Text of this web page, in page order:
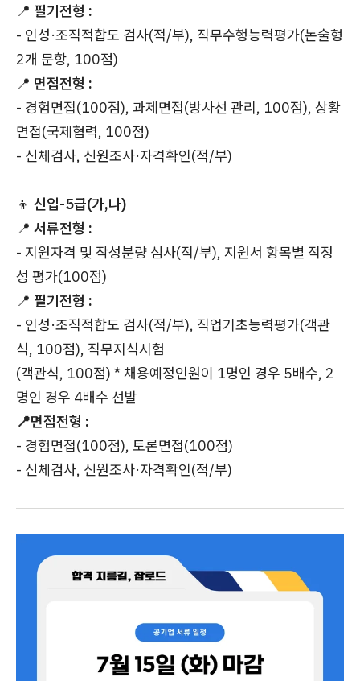
📍 필기전형 :
- 인성·조직적합도 검사(적/부), 직무수행능력평가(논술형
2개 문항, 100점)
📍 면접전형 :
- 경험면접(100점), 과제면접(방사선 관리, 100점), 상황
면접(국제협력, 100점)
- 신체검사, 신원조사·자격확인(적/부)
👦 신입-5급(가,나)
📍 서류전형 :
- 지원자격 및 작성분량 심사(적/부), 지원서 항목별 적정
성 평가(100점)
📍 필기전형 :
- 인성·조직적합도 검사(적/부), 직업기초능력평가(객관
식, 100점), 직무지식시험
(객관식, 100점) * 채용예정인원이 1명인 경우 5배수, 2
명인 경우 4배수 선발
📍면접전형 :
- 경험면접(100점), 토론면접(100점)
- 신체검사, 신원조사·자격확인(적/부)